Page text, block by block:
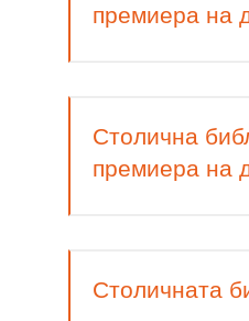
премиера на
Столична
премиера на
Столичната